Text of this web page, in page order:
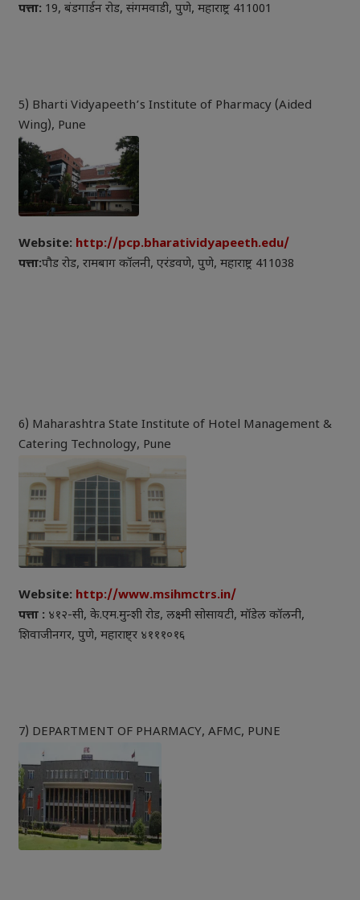
पत्ता: 19, बंडगार्डन रोड, संगमवाडी, पुणे, महाराष्ट्र 411001
5) Bharti Vidyapeeth’s Institute of Pharmacy (Aided
Wing), Pune
Website: http://pcp.bharatividyapeeth.edu/
पत्ता:पौड रोड, रामबाग कॉलनी, एरंडवणे, पुणे, महाराष्ट्र 411038
6) Maharashtra State Institute of Hotel Management &
Catering Technology, Pune
Website: http://www.msihmctrs.in/
पत्ता : ४१२-सी, के.एम.मुन्शी रोड, लक्ष्मी सोसायटी, मॉडेल कॉलनी,
शिवाजीनगर, पुणे, महाराष्ट्र ४१११०१६
7) DEPARTMENT OF PHARMACY, AFMC, PUNE